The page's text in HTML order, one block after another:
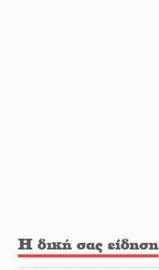
ψυχαγωγία
Η δική σας είδηση